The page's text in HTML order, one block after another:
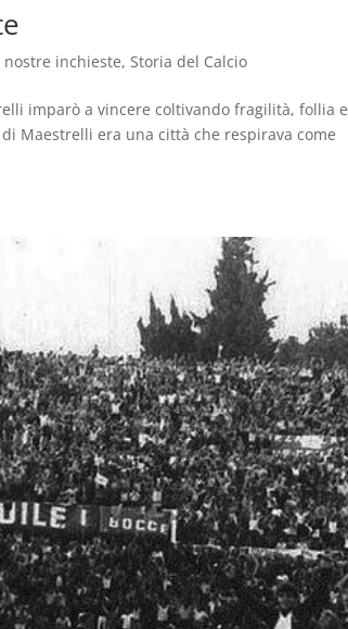
nostre inchieste,Storia del Calcio
imparò a vincere coltivando fragilità, follia e
Maestrelli era una città che respirava come